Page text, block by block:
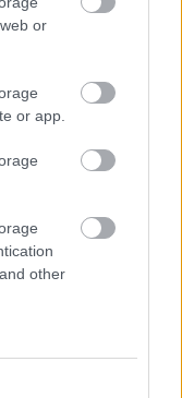
or
or app.
other
előtt folyósítja a
utalvány